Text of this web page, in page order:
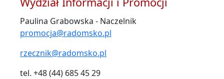
Paulina Grabowska - Naczelnik
promocja@radomsko.pl
rzecznik@radomsko.pl
tel. +48 (44) 685 45 29